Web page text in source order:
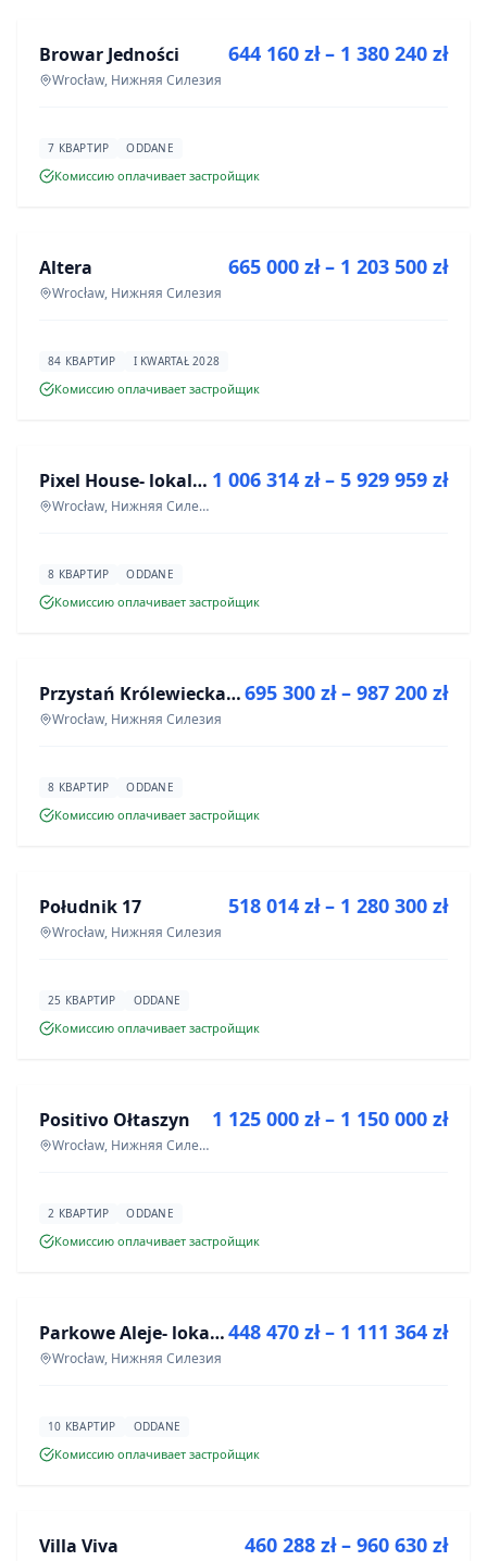
ИНВЕСТИЦИЯ
Browar Jedności
Wrocław, Нижняя Силезия
644 160 zł – 1 380 240 zł
7 КВАРТИР ODDANE
Комиссию оплачивает застройщик
ИНВЕСТИЦИЯ
Altera
Wrocław, Нижняя Силезия
665 000 zł – 1 203 500 zł
84 КВАРТИР I KWARTAŁ 2028
Комиссию оплачивает застройщик
ИНВЕСТИЦИЯ Pixel House- lokale użytkowe
Wrocław, Нижняя Силезия
1 006 314 zł – 5 929 959 zł
8 КВАРТИР ODDANE
Комиссию оплачивает застройщик
ИНВЕСТИЦИЯ Przystań Królewiecka III
Wrocław, Нижняя Силезия
695 300 zł – 987 200 zł
8 КВАРТИР ODDANE
Комиссию оплачивает застройщик
ИНВЕСТИЦИЯ
Południk 17
Wrocław, Нижняя Силезия
518 014 zł – 1 280 300 zł
25 КВАРТИР ODDANE
Комиссию оплачивает застройщик
ИНВЕСТИЦИЯ
Positivo Ołtaszyn
Wrocław, Нижняя Силезия
1 125 000 zł – 1 150 000 zł
2 КВАРТИР ODDANE
Комиссию оплачивает застройщик
ИНВЕСТИЦИЯ Parkowe Aleje- lokale usługowe
Wrocław, Нижняя Силезия
448 470 zł – 1 111 364 zł
10 КВАРТИР ODDANE
Комиссию оплачивает застройщик
ИНВЕСТИЦИЯ
Villa Viva 460 288 zł – 960 630 zł